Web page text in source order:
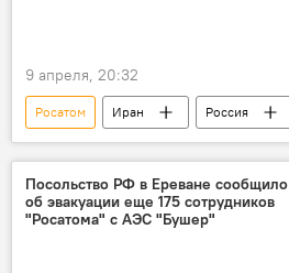
9 апреля, 20:32
Росатом Иран
Россия
Алексей Лихачев
Посольство РФ в Ереване сообщило
об эвакуации еще 175 сотрудников
"Росатома" с АЭС "Бушер"